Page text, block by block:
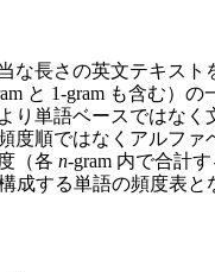
長さの英文テキスト
と 1-gram も含む）
り単語ベースではなく
度順ではなくアルフ
（各 n-gram 内で合計
成する単語の頻度表